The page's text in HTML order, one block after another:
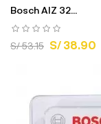
Bosch AIZ 32...
S/ 53.15 S/ 38.90